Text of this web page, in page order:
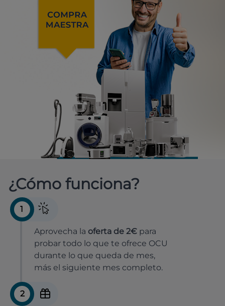
¿Cómo funciona?
1
Aprovecha la oferta de 2€ para
probar todo lo que te ofrece OCU
durante lo que queda de mes,
más el siguiente mes completo.
2